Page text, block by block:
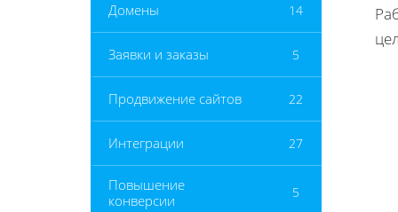
Домены 14
Заявки и заказы 5
Продвижение сайтов 22
Интеграции 27
Повышение
конверсии
5